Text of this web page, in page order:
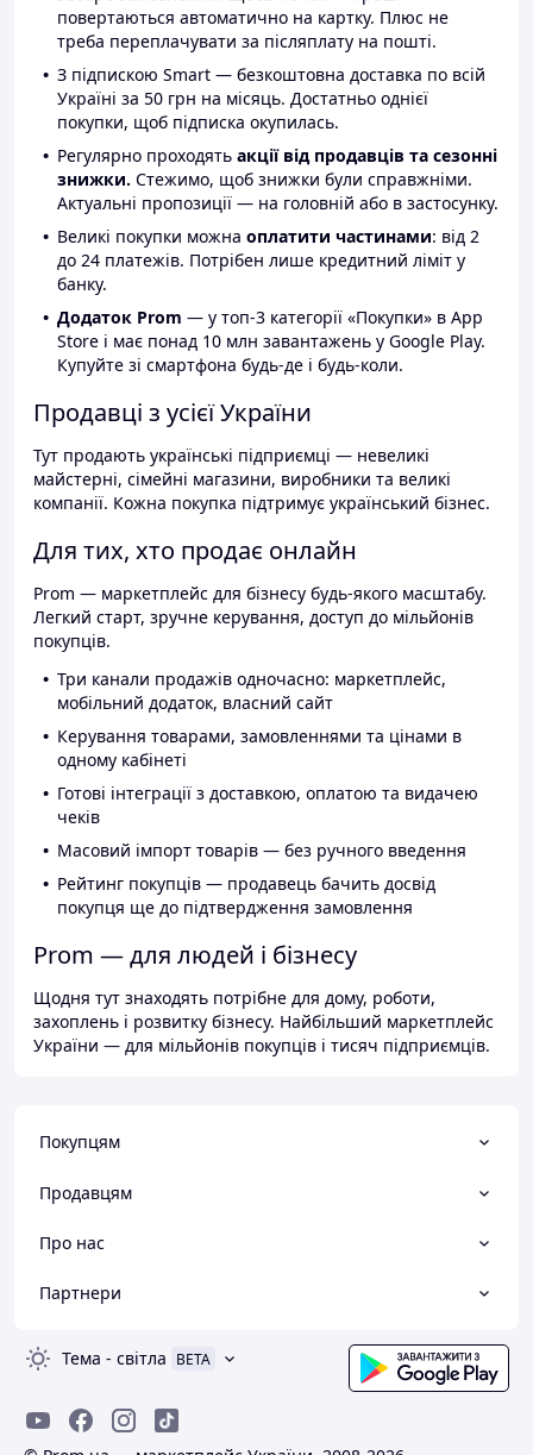
повертаються автоматично на картку. Плюс не
треба переплачувати за післяплату на пошті.
З підпискою Smart — безкоштовна доставка по всій
Україні за 50 грн на місяць. Достатньо однієї
покупки, щоб підписка окупилась.
Регулярно проходять акції від продавців та сезонні
знижки. Стежимо, щоб знижки були справжніми.
Актуальні пропозиції — на головній або в застосунку.
Великі покупки можна оплатити частинами: від 2
до 24 платежів. Потрібен лише кредитний ліміт у
банку.
Додаток Prom — у топ-3 категорії «Покупки» в App
Store і має понад 10 млн завантажень у Google Play.
Купуйте зі смартфона будь-де і будь-коли.
Продавці з усієї України
Тут продають українські підприємці — невеликі
майстерні, сімейні магазини, виробники та великі
компанії. Кожна покупка підтримує український бізнес.
Для тих, хто продає онлайн
Prom — маркетплейс для бізнесу будь-якого масштабу.
Легкий старт, зручне керування, доступ до мільйонів
покупців.
Три канали продажів одночасно: маркетплейс,
мобільний додаток, власний сайт
Керування товарами, замовленнями та цінами в
одному кабінеті
Готові інтеграції з доставкою, оплатою та видачею
чеків
Масовий імпорт товарів — без ручного введення
Рейтинг покупців — продавець бачить досвід
покупця ще до підтвердження замовлення
Prom — для людей і бізнесу
Щодня тут знаходять потрібне для дому, роботи,
захоплень і розвитку бізнесу. Найбільший маркетплейс
України — для мільйонів покупців і тисяч підприємців.
Покупцям
Продавцям
Про нас
Партнери
Тема - світла BETA